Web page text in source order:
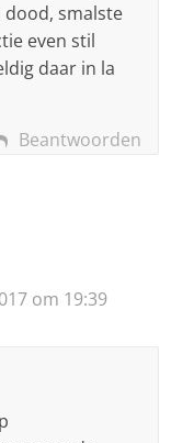
smalste
even stil
daar in la
Beantwoorden
om 19:39